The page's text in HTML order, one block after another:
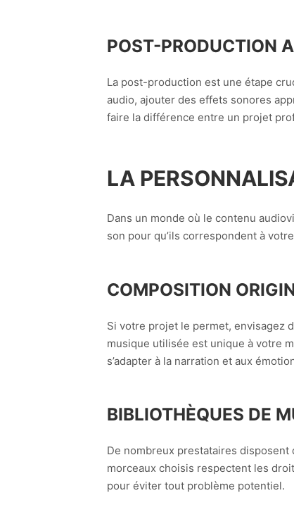
POST-PRODUCTION
La post-production est une étape
audio, ajouter des effets sonores
faire la différence entre un projet
LA
Dans un monde où le contenu
son pour qu’ils correspondent à
COMPOSITION
Si votre projet le permet, envisagez
musique utilisée est unique à votre
s’adapter à la narration et aux
BIBLIOTHÈQUES DE
De nombreux prestataires
morceaux choisis respectent les
pour éviter tout problème potentiel.